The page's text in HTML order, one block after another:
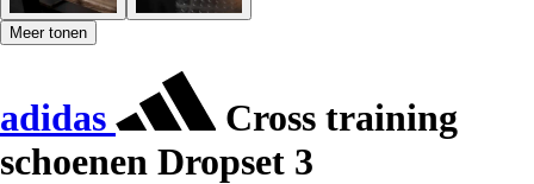
Meer tonen
adidas
Cross training
schoenen Dropset 3